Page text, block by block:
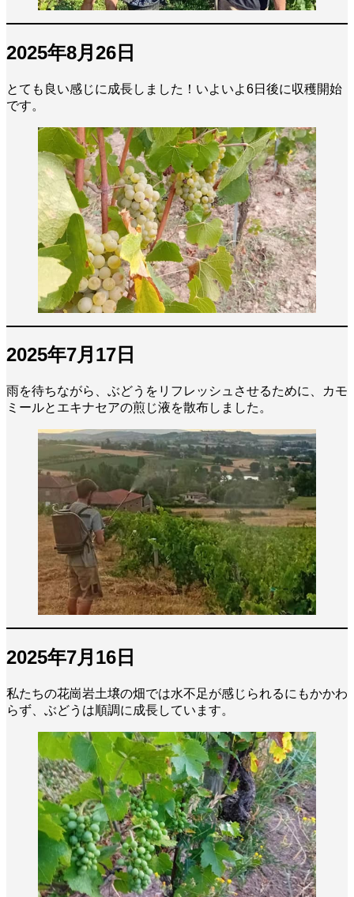
2025年8月26日
とても良い感じに成長しました！いよいよ6日後に収穫開始
です。
2025年7月17日
雨を待ちながら、ぶどうをリフレッシュさせるために、カモ
ミールとエキナセアの煎じ液を散布しました。
2025年7月16日
私たちの花崗岩土壌の畑では水不足が感じられるにもかかわ
らず、ぶどうは順調に成長しています。